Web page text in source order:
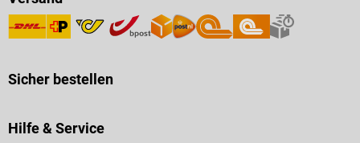
Sicher bestellen
Hilfe & Service